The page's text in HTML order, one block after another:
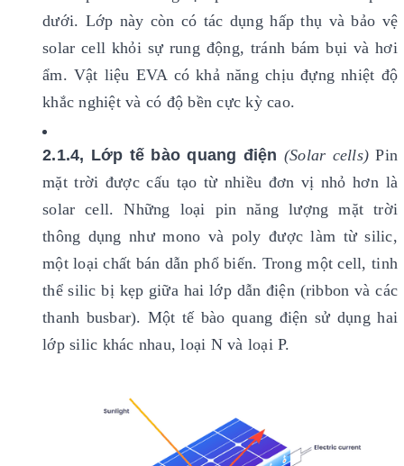
dưới. Lớp này còn có tác dụng hấp thụ và bảo vệ
solar cell khỏi sự rung động, tránh bám bụi và hơi
ẩm. Vật liệu EVA có khả năng chịu đựng nhiệt độ
khắc nghiệt và có độ bền cực kỳ cao.
2.1.4, Lớp tế bào quang điện (Solar cells) Pin
mặt trời được cấu tạo từ nhiều đơn vị nhỏ hơn là
solar cell. Những loại pin năng lượng mặt trời
thông dụng như mono và poly được làm từ silic,
một loại chất bán dẫn phổ biến. Trong một cell, tinh
thể silic bị kẹp giữa hai lớp dẫn điện (ribbon và các
thanh busbar). Một tế bào quang điện sử dụng hai
lớp silic khác nhau, loại N và loại P.